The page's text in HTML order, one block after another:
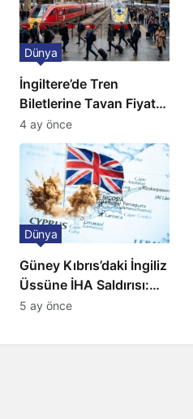
İngiltere’de Tren
Biletlerine Tavan Fiyat:
Ulaşımda Yeni
Düzenleme
Dünya
4 ay önce
Güney Kıbrıs’daki İngiliz
Üssüne İHA Saldırısı:
Patlama, Sirenler ve
Dünya
5 ay önce